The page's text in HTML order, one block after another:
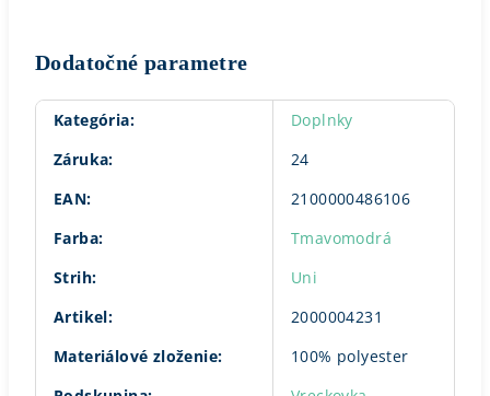
Dodatočné parametre
Kategória:
Doplnky
Záruka:
24
EAN:
2100000486106
Farba:
Tmavomodrá
Strih:
Uni
Artikel:
2000004231
Materiálové zloženie:
100% polyester